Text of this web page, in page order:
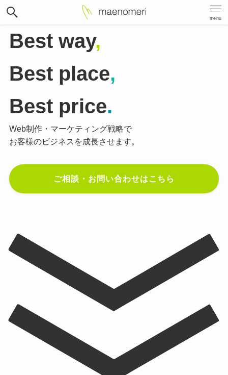
menu
Best way,
Best place,
Best price.
Web制作・マーケティング戦略で
お客様のビジネスを成長させます。
ご相談・お問い合わせはこちら